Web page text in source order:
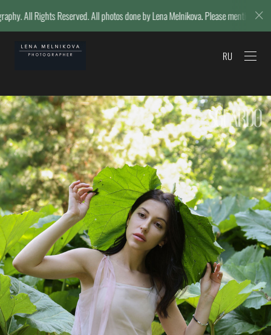
Rights Reserved. All photos done by Lena Melnikova. Please mention her name
RU